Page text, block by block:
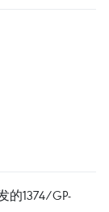
的1374/GP-